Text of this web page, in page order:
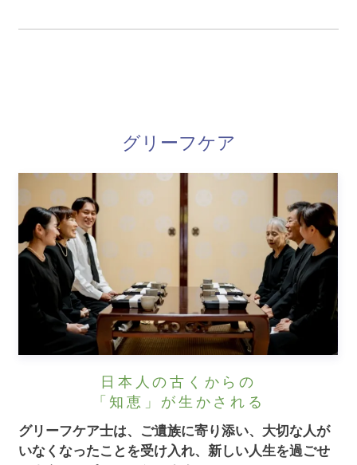
グリーフケア
日本人の古くからの
「知恵」が生かされる
グリーフケア士は、ご遺族に寄り添い、大切な人が
いなくなったことを受け入れ、新しい人生を過ごせ